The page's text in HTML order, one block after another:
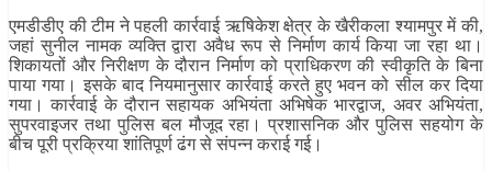
एमडीडीए की टीम ने पहली कार्रवाई ऋषिकेश क्षेत्र के खैरीकला श्यामपुर में की,
जहां सुनील नामक व्यक्ति द्वारा अवैध रूप से निर्माण कार्य किया जा रहा था।
शिकायतों और निरीक्षण के दौरान निर्माण को प्राधिकरण की स्वीकृति के बिना
पाया गया। इसके बाद नियमानुसार कार्रवाई करते हुए भवन को सील कर दिया
गया। कार्रवाई के दौरान सहायक अभियंता अभिषेक भारद्वाज, अवर अभियंता,
सुपरवाइजर तथा पुलिस बल मौजूद रहा। प्रशासनिक और पुलिस सहयोग के
बीच पूरी प्रक्रिया शांतिपूर्ण ढंग से संपन्न कराई गई।